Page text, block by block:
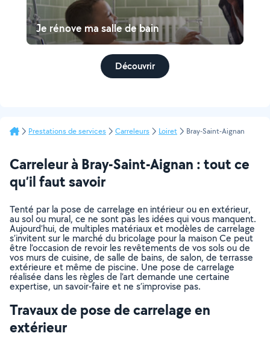
Je rénove ma salle de bain
Découvrir
Prestations de services Carreleurs Loiret Bray-Saint-Aignan
Carreleur à Bray-Saint-Aignan : tout ce
qu’il faut savoir
Tenté par la pose de carrelage en intérieur ou en extérieur,
au sol ou mural, ce ne sont pas les idées qui vous manquent.
Aujourd’hui, de multiples matériaux et modèles de carrelage
s’invitent sur le marché du bricolage pour la maison Ce peut
être l’occasion de revoir les revêtements de vos sols ou de
vos murs de cuisine, de salle de bains, de salon, de terrasse
extérieure et même de piscine. Une pose de carrelage
réalisée dans les règles de l’art demande une certaine
expertise, un savoir-faire et ne s’improvise pas.
Travaux de pose de carrelage en
extérieur